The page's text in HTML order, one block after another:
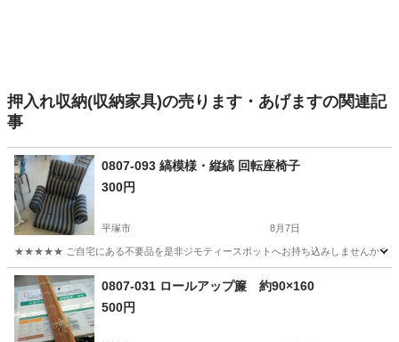
押入れ収納(収納家具)の売ります・あげますの関連記
事
0807-093 縞模様・縦縞 回転座椅子
300円
平塚市 8月7日
★★★★★ ご自宅にある不要品を是非ジモティースポットへお持ち込みしませんか？
神奈川 平塚市 0807-031 ロールアップ簾 約90×160
500円